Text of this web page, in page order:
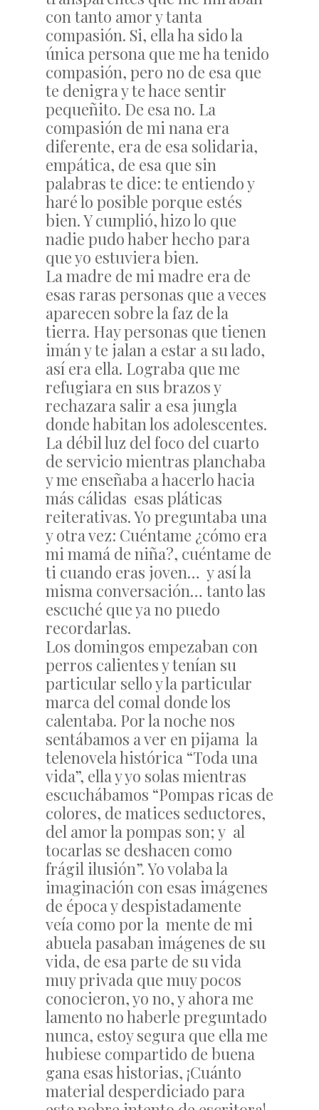
con tanto amor y tanta
compasión. Si, ella ha sido la
única persona que me ha tenido
compasión, pero no de esa que
te denigra y te hace sentir
pequeñito. De esa no. La
compasión de mi nana era
diferente, era de esa solidaria,
empática, de esa que sin
palabras te dice: te entiendo y
haré lo posible porque estés
bien. Y cumplió, hizo lo que
nadie pudo haber hecho para
que yo estuviera bien.
La madre de mi madre era de
esas raras personas que a veces
aparecen sobre la faz de la
tierra. Hay personas que tienen
imán y te jalan a estar a su lado,
así era ella. Lograba que me
refugiara en sus brazos y
rechazara salir a esa jungla
donde habitan los adolescentes.
La débil luz del foco del cuarto
de servicio mientras planchaba
y me enseñaba a hacerlo hacia
más cálidas esas pláticas
reiterativas. Yo preguntaba una
y otra vez: Cuéntame ¿cómo era
mi mamá de niña?, cuéntame de
ti cuando eras joven… y así la
misma conversación… tanto las
escuché que ya no puedo
recordarlas.
Los domingos empezaban con
perros calientes y tenían su
particular sello y la particular
marca del comal donde los
calentaba. Por la noche nos
sentábamos a ver en pijama la
telenovela histórica “Toda una
vida”, ella y yo solas mientras
escuchábamos “Pompas ricas de
colores, de matices seductores,
del amor la pompas son; y al
tocarlas se deshacen como
frágil ilusión”. Yo volaba la
imaginación con esas imágenes
de época y despistadamente
veía como por la mente de mi
abuela pasaban imágenes de su
vida, de esa parte de su vida
muy privada que muy pocos
conocieron, yo no, y ahora me
lamento no haberle preguntado
nunca, estoy segura que ella me
hubiese compartido de buena
gana esas historias, ¡Cuánto
material desperdiciado para